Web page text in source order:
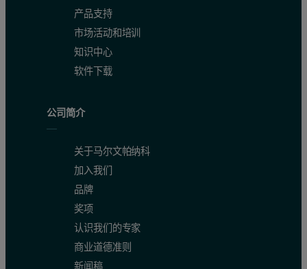
产品支持
市场活动和培训
知识中心
软件下载
公司简介
关于马尔文帕纳科
加入我们
品牌
奖项
认识我们的专家
商业道德准则
新闻稿